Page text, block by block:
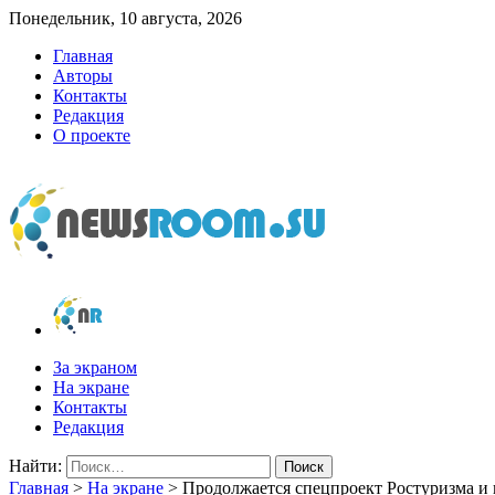
Понедельник, 10 августа, 2026
Главная
Авторы
Контакты
Редакция
О проекте
newsroom.su
Новости о новостях
За экраном
На экране
Контакты
Редакция
Найти:
Главная > На экране > Продолжается спецпроект